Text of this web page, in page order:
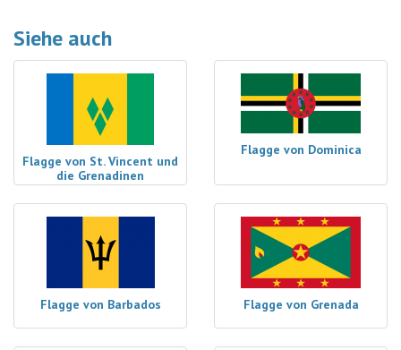
Siehe auch
Flagge von St. Vincent und
die Grenadinen
Flagge von Dominica
Flagge von Barbados Flagge von Grenada